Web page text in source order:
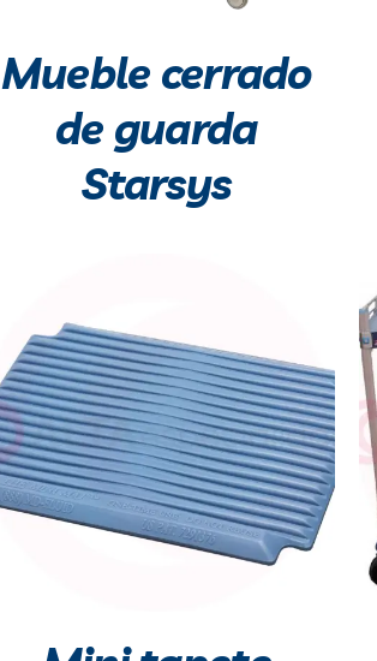
Mueble cerrado
de guarda
Starsys